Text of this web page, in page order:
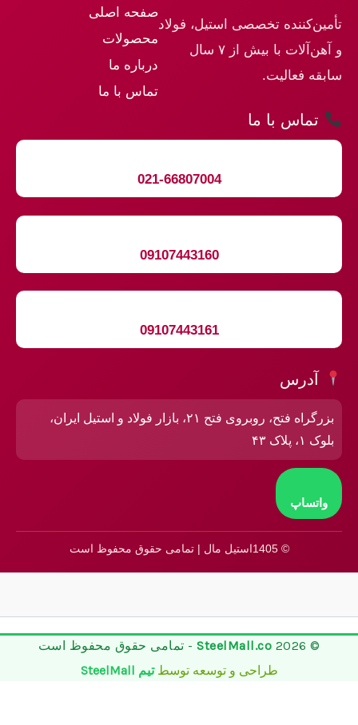
تأمین‌کننده تخصصی استیل، فولاد
و آهن‌آلات با بیش از ۷ سال
سابقه فعالیت.
صفحه اصلی
محصولات
درباره ما
تماس با ما
تماس با ما
021-66807004
09107443160
09107443161
آدرس
بزرگراه فتح، روبروی فتح ۲۱، بازار فولاد و استیل ایران،
بلوک ۱، پلاک ۴۳
واتساپ
© 1405استیل مال | تمامی حقوق محفوظ است
© 2026
SteelMall.co - تمامی حقوق محفوظ است
طراحی و توسعه توسطتیم SteelMall